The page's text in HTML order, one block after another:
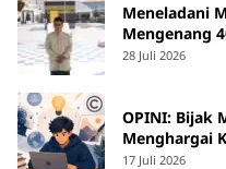
Meneladani
Mengenang
Yunus Martan
28 Juli 2026
OPINI: Bijak
Menghargai
17 Juli 2026